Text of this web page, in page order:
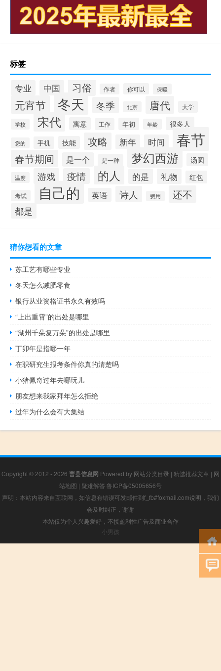
标签
专业 中国 习俗 作者 你可以 保暖
元宵节 冬天 冬季 北京 唐代 大学
学校 宋代 寓意 工作 年初 年龄 很多人
您的 手机 技能 攻略 新年 时间 春节
春节期间 是一个 是一种 梦幻西游 汤圆
温度 游戏 疫情 的人 的是 礼物 红包
考试 自己的 英语 诗人 费用 还不
都是
猜你想看的文章
苏工艺有哪些专业
冬天怎么减肥零食
银行从业资格证书永久有效吗
“上出重霄”的出处是哪里
“湖州千朵复万朵”的出处是哪里
丁卯年是指哪一年
在职研究生报考条件你真的清楚吗
小猪佩奇过年去哪玩儿
朋友想来我家拜年怎么拒绝
过年为什么会有大集结
Copyright © 2012 - 2026 曹县信息网 Powered by 网站分类目录 | 精选推荐文章 | 网
站地图 | 疑难解答 鲁ICP备05005656号
声明：本站内容来自互联网，如信息有错误可发邮件到f_fb#foxmail.com说明，我们
会及时纠正，谢谢
本站仅为个人兴趣爱好，不接盈利性广告及商业合作
小男孩